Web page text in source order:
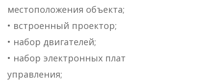
местоположения объекта;
• встроенный проектор;
• набор двигателей;
• набор электронных плат
управления;